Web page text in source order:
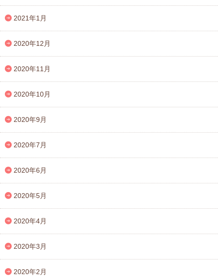
2021年1月
2020年12月
2020年11月
2020年10月
2020年9月
2020年7月
2020年6月
2020年5月
2020年4月
2020年3月
2020年2月